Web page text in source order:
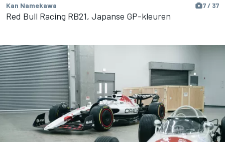
Kan Namekawa 7 / 37
Red Bull Racing RB21, Japanse GP-kleuren